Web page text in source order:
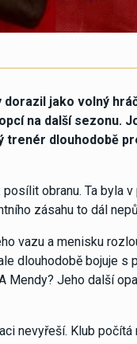
jako volný
na další sezonu.
dlouhodobě
obranu. Ta byla
zásahu to dál
vazu a menisku
dlouhodobě bojuje s
Mendy? Jeho další
nevyřeší. Klub